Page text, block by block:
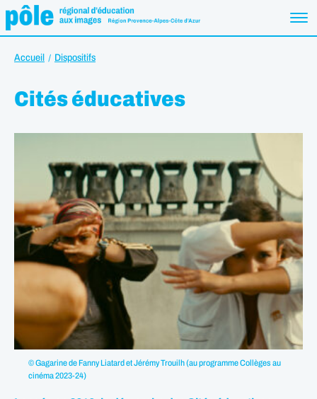
Accueil Dispositifs
Cités éducatives
© Gagarine de Fanny Liatard et Jérémy Trouilh (au programme Collèges au
cinéma 2023-24)